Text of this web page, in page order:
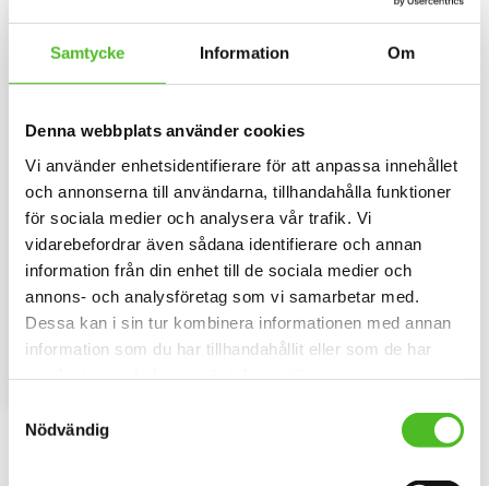
Samtycke Information Om
Denna webbplats använder cookies
Vi använder enhetsidentifierare för att anpassa innehållet
och annonserna till användarna, tillhandahålla funktioner
för sociala medier och analysera vår trafik. Vi
vidarebefordrar även sådana identifierare och annan
information från din enhet till de sociala medier och
annons- och analysföretag som vi samarbetar med.
Dessa kan i sin tur kombinera informationen med annan
information som du har tillhandahållit eller som de har
Nödvändig
Hoodie med Perro sin
Pelo
Pelomotiv tryckt på bröstet.
Motivstorlek ca 28x7 cm.
429
Lägg till i favoriter